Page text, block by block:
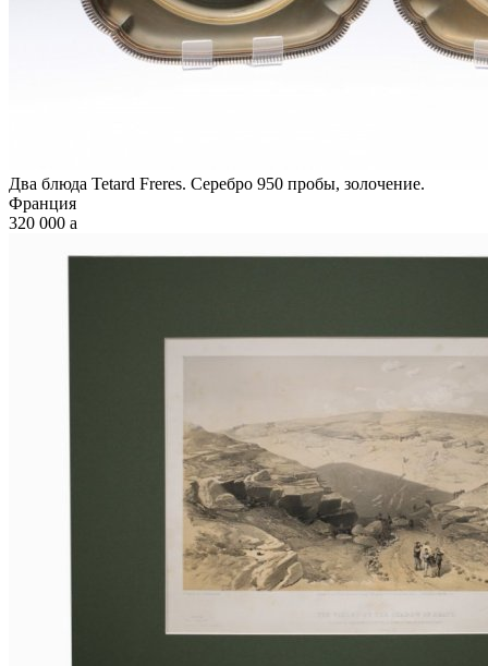
Два блюда Tetard Freres. Серебро 950 пробы, золочение.
Франция
320 000 a